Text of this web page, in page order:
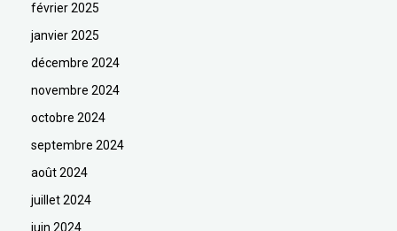
février 2025
janvier 2025
décembre 2024
novembre 2024
octobre 2024
septembre 2024
août 2024
juillet 2024
juin 2024